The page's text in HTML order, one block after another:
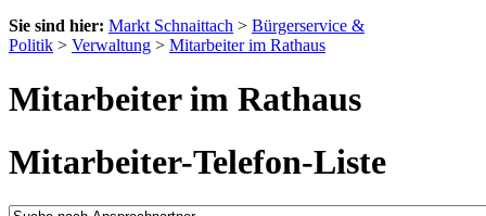
Sie sind hier: Markt Schnaittach > Bürgerservice &
Politik > Verwaltung > Mitarbeiter im Rathaus
Mitarbeiter im Rathaus
Mitarbeiter-Telefon-Liste